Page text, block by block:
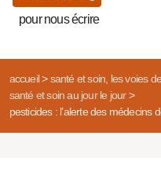
pour nous écrire
accueil> santé et soin, les voies
santé et soin au jour le jour>
pesticides : l’alerte des médecins